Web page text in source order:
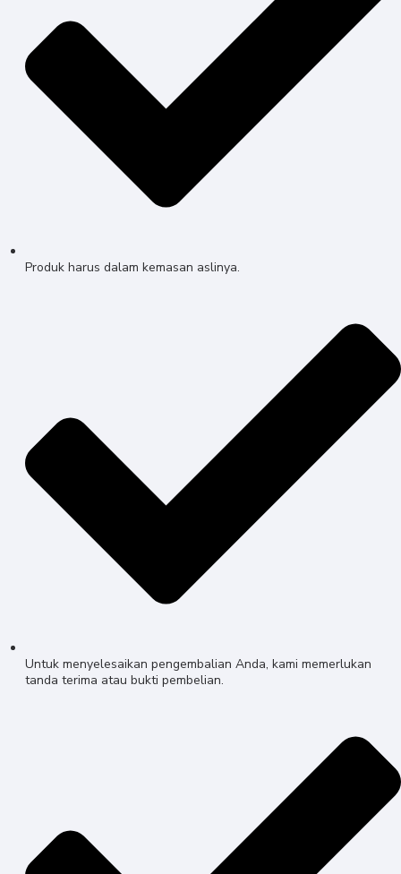
Produk harus dalam kemasan aslinya.
Untuk menyelesaikan pengembalian Anda, kami memerlukan
tanda terima atau bukti pembelian.